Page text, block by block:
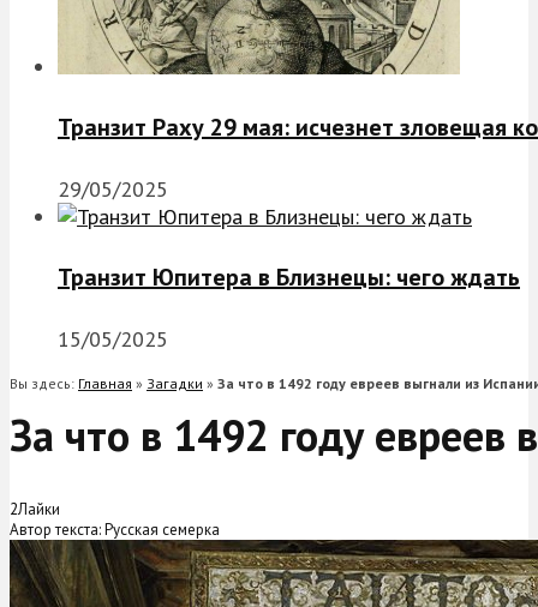
Транзит Раху 29 мая: исчезнет зловещая
29/05/2025
Транзит Юпитера в Близнецы: чего ждать
15/05/2025
Вы здесь: Главная » Загадки » За что в 1492 году евреев выгнали из
За что в 1492 году евреев
2Лайки
Автор текста: Русская семерка